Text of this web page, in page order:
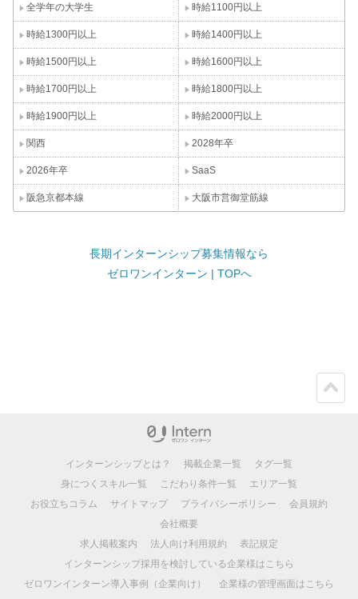
全学年の大学生 時給1100円以上
時給1300円以上 時給1400円以上
時給1500円以上 時給1600円以上
時給1700円以上 時給1800円以上
時給1900円以上 時給2000円以上
関西 2028年卒
2026年卒 SaaS
阪急京都本線 大阪市営御堂筋線
長期インターンシップ募集情報なら
ゼロワンインターン | TOPへ
インターンシップとは？ 掲載企業一覧
タグ一覧
身につくスキル一覧
こだわり条件一覧
エリア一覧
お役立ちコラム
サイトマップ プライバシーポリシー
会員規約
会社概要
求人掲載案内
法人向け利用規約
表記規定
インターンシップ採用を検討している企業様はこちら
ゼロワンインターン導入事例（企業向け）
企業様の管理画面はこちら